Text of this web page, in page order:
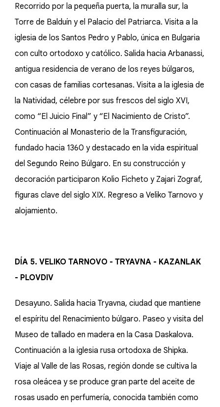
Recorrido por la pequeña puerta, la muralla sur, la
Torre de Balduín y el Palacio del Patriarca. Visita a la
iglesia de los Santos Pedro y Pablo, única en Bulgaria
con culto ortodoxo y católico. Salida hacia Arbanassi,
antigua residencia de verano de los reyes búlgaros,
con casas de familias cortesanas. Visita a la iglesia de
la Natividad, célebre por sus frescos del siglo XVI,
como “El Juicio Final” y “El Nacimiento de Cristo”.
Continuación al Monasterio de la Transfiguración,
fundado hacia 1360 y destacado en la vida espiritual
del Segundo Reino Búlgaro. En su construcción y
decoración participaron Kolio Ficheto y Zajari Zograf,
figuras clave del siglo XIX. Regreso a Veliko Tarnovo y
alojamiento.
DÍA 5. VELIKO TARNOVO - TRYAVNA - KAZANLAK
- PLOVDIV
Desayuno. Salida hacia Tryavna, ciudad que mantiene
el espíritu del Renacimiento búlgaro. Paseo y visita del
Museo de tallado en madera en la Casa Daskalova.
Continuación a la iglesia rusa ortodoxa de Shipka.
Viaje al Valle de las Rosas, región donde se cultiva la
rosa oleácea y se produce gran parte del aceite de
rosas usado en perfumería, conocida también como